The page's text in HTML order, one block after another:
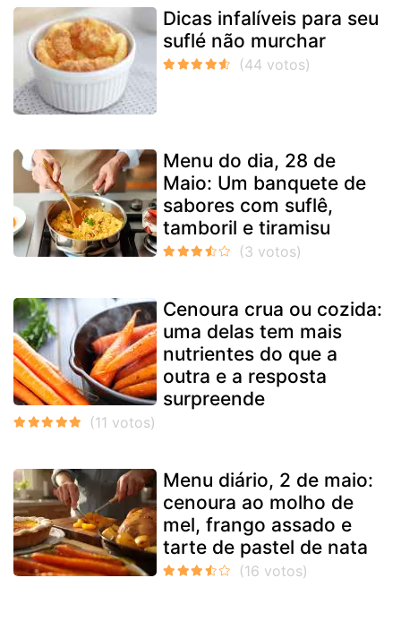
Dicas infalíveis para seu
suflé não murchar
Menu do dia, 28 de
Maio: Um banquete de
sabores com suflê,
tamboril e tiramisu
Cenoura crua ou cozida:
uma delas tem mais
nutrientes do que a
outra e a resposta
surpreende
Menu diário, 2 de maio:
cenoura ao molho de
mel, frango assado e
tarte de pastel de nata